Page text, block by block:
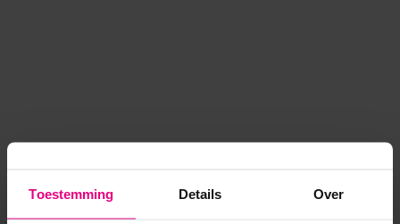
Toestemming Details Over